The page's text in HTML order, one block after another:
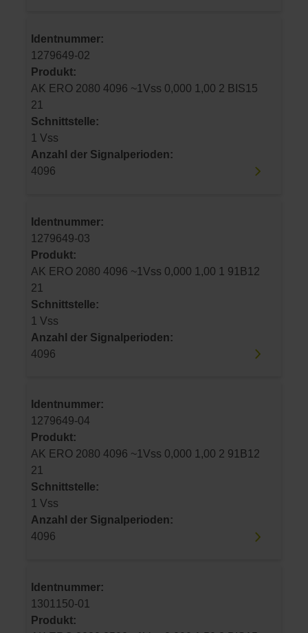
Identnummer:
1279649-02
Produkt:
AK ERO 2080 4096 ~1Vss 0,000 1,00 2 BIS15
21
Schnittstelle:
1 Vss
Anzahl der Signalperioden:
4096
Identnummer:
1279649-03
Produkt:
AK ERO 2080 4096 ~1Vss 0,000 1,00 1 91B12
21
Schnittstelle:
1 Vss
Anzahl der Signalperioden:
4096
Identnummer:
1279649-04
Produkt:
AK ERO 2080 4096 ~1Vss 0,000 1,00 2 91B12
21
Schnittstelle:
1 Vss
Anzahl der Signalperioden:
4096
Identnummer:
1301150-01
Produkt: